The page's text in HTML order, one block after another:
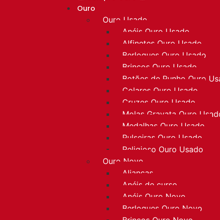
Ouro
Ouro Usado
Anéis Ouro Usado
Alfinetes Ouro Usado
Berloques Ouro Usado
Brincos Ouro Usado
Botões de Punho Ouro
Colares Ouro Usado
Cruzes Ouro Usado
Molas Gravata Ouro
Medalhas Ouro Usado
Pulseiras Ouro Usado
Religioso Ouro Usado
Ouro Novo
Alianças
Anéis de curso
Anéis Ouro Novo
Berloques Ouro Novo